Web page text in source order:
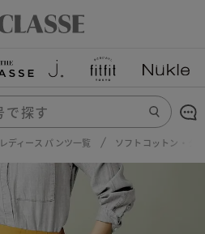
レディース パンツ一覧 ソフトコットン・タ